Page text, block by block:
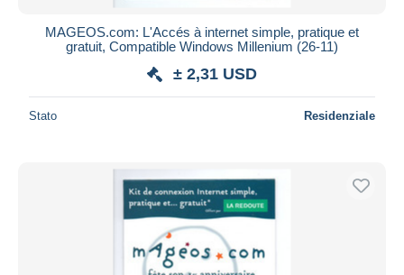
MAGEOS.com: L'Accés à internet simple, pratique et
gratuit, Compatible Windows Millenium (26-11)
± 2,31 USD
Stato Residenziale